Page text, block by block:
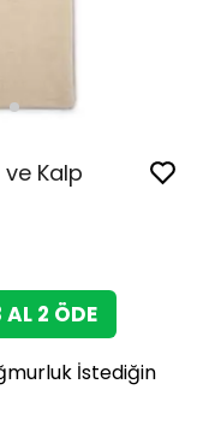
Kalp
AL 2 ÖDE
İstediğin